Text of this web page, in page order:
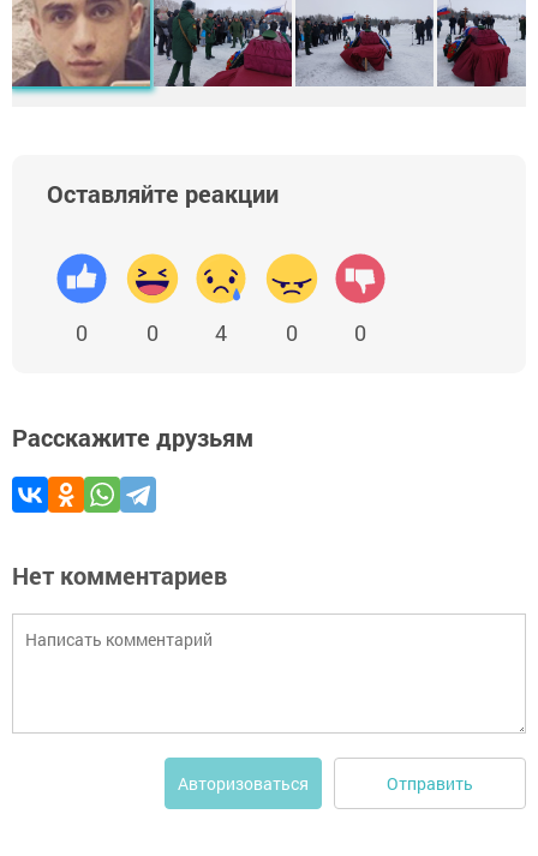
Оставляйте реакции
0 0 4 0 0
Расскажите друзьям
Нет комментариев
Авторизоваться Отправить